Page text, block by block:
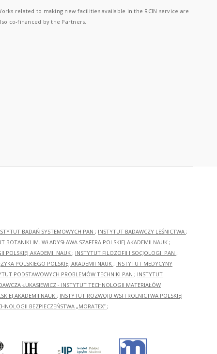
related to making new facilities available in the RCIN service are
co-financed by the Partners.
BADAŃ SYSTEMOWYCH PAN ; INSTYTUT BADAWCZY LEŚNICTWA ;
BOTANIKI IM. WŁADYSŁAWA SZAFERA POLSKIEJ AKADEMII NAUK ;
POLSKIEJ AKADEMII NAUK ; INSTYTUT FILOZOFII I SOCJOLOGII PAN ;
POLSKIEGO POLSKIEJ AKADEMII NAUK ; INSTYTUT MEDYCYNY
PODSTAWOWYCH PROBLEMÓW TECHNIKI PAN ; INSTYTUT
ŁUKASIEWICZ - INSTYTUT TECHNOLOGII MATERIAŁÓW
AKADEMII NAUK ; INSTYTUT ROZWOJU WSI I ROLNICTWA POLSKIEJ
BEZPIECZEŃSTWA „MORATEX” ;